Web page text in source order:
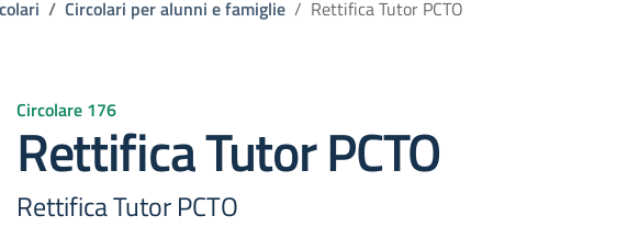
Circolari per alunni e famiglie Rettifica Tutor PCTO
Circolare 176
Rettifica Tutor PCTO
Rettifica Tutor PCTO